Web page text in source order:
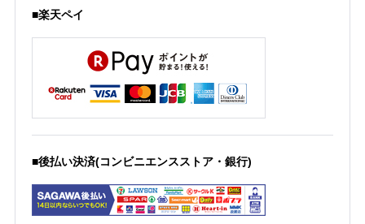
■楽天ペイ
■後払い決済(コンビニエンスストア・銀行)